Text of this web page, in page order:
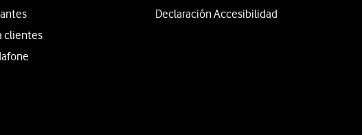
clientes
Declaración Accesibilidad